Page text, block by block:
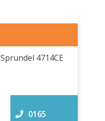
4714CE
0165